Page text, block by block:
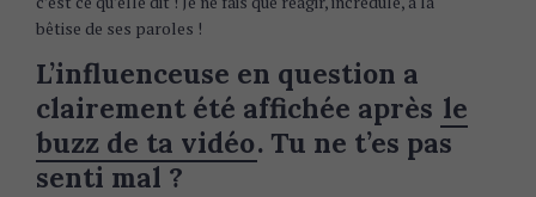
bêtise de ses paroles !
L’influenceuse en question a
clairement été affichée après le
buzz de ta vidéo. Tu ne t’es pas
senti mal ?